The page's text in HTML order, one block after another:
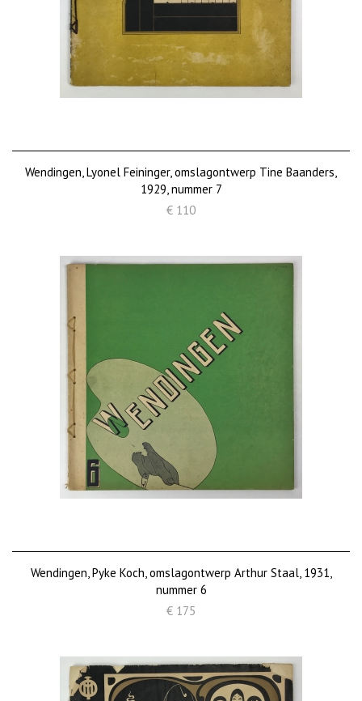
Wendingen, Lyonel Feininger, omslagontwerp Tine Baanders,
1929, nummer 7
€ 110
Wendingen, Pyke Koch, omslagontwerp Arthur Staal, 1931,
nummer 6
€ 175